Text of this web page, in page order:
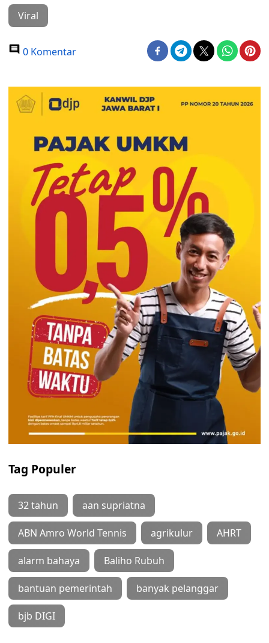
Viral
0 Komentar
Tag Populer
32 tahun aan supriatna
ABN Amro World Tennis agrikulur AHRT
alarm bahaya Baliho Rubuh
bantuan pemerintah banyak pelanggar
bjb DIGI